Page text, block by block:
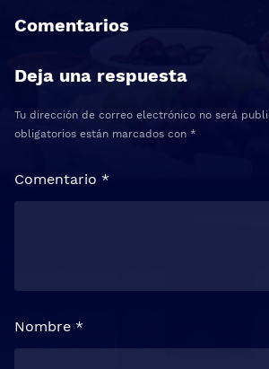
Comentarios
Deja una respuesta
Tu dirección de correo electrónico no será
obligatorios están marcados con *
Comentario *
Nombre *